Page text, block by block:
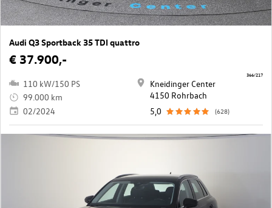
Audi Q3 Sportback 35 TDI quattro
€ 37.900,-
110 kW/150 PS
99.000 km
02/2024
Kneidinger Center
4150 Rohrbach
5,0
(628)
366/217